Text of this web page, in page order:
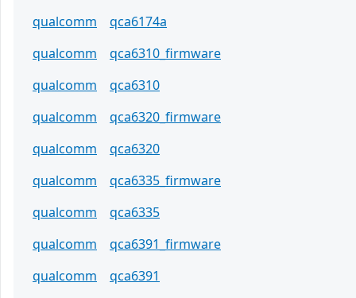
qualcomm
qca6174a
qualcomm
qca6310_firmware
qualcomm
qca6310
qualcomm
qca6320_firmware
qualcomm
qca6320
qualcomm
qca6335_firmware
qualcomm
qca6335
qualcomm
qca6391_firmware
qualcomm
qca6391